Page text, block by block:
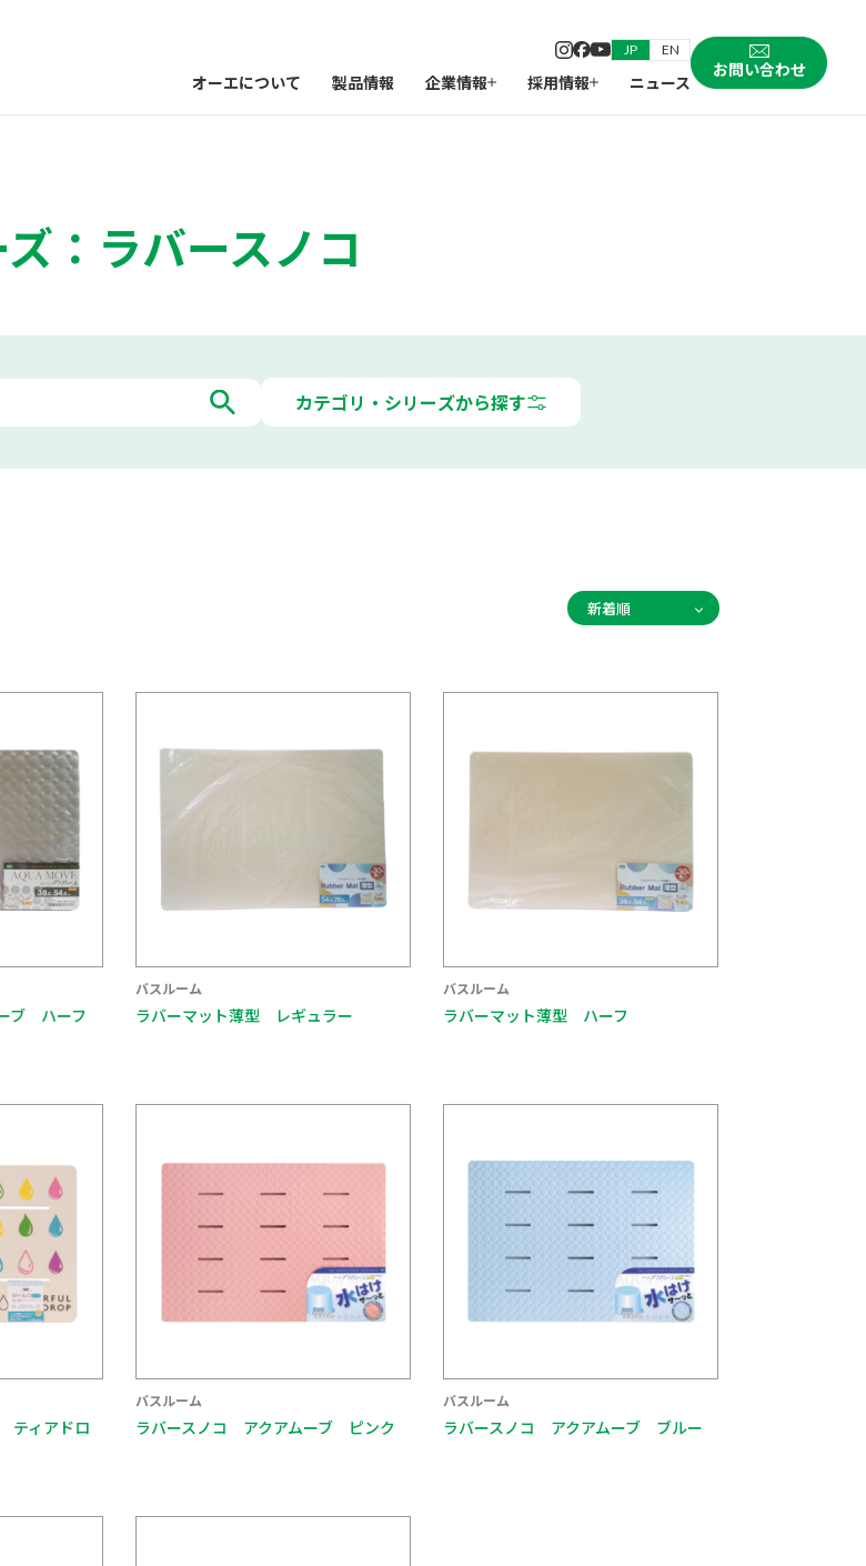
JP EN
オーエについて 製品情報 企業情報 採用情報 ニュース
お問い合わせ
：ラバースノコ
カテゴリ・シリーズから探す
ブ ハーフ
バスルーム
ラバーマット薄型 レギュラー
バスルーム
ラバーマット薄型 ハーフ
ィアドロ
バスルーム
ラバースノコ アクアムーブ ピンク
バスルーム
ラバースノコ アクアムーブ ブルー